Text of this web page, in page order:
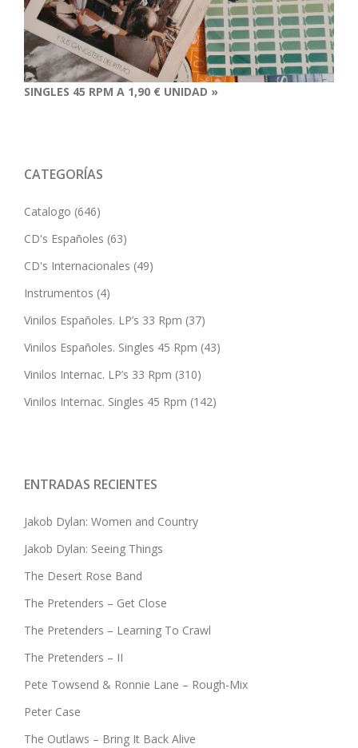
SINGLES 45 RPM A 1,90 € UNIDAD »
CATEGORÍAS
Catalogo (646)
CD's Españoles (63)
CD's Internacionales (49)
Instrumentos (4)
Vinilos Españoles. LP’s 33 Rpm (37)
Vinilos Españoles. Singles 45 Rpm (43)
Vinilos Internac. LP’s 33 Rpm (310)
Vinilos Internac. Singles 45 Rpm (142)
ENTRADAS RECIENTES
Jakob Dylan: Women and Country
Jakob Dylan: Seeing Things
The Desert Rose Band
The Pretenders – Get Close
The Pretenders – Learning To Crawl
The Pretenders – II
Pete Towsend & Ronnie Lane – Rough-Mix
Peter Case
The Outlaws – Bring It Back Alive